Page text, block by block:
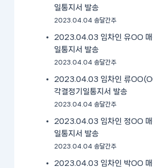
일통지서 발송
2023.04.04 송달간주
2023.04.03 임차인 유OO 매
일통지서 발송
2023.04.04 송달간주
2023.04.03 임차인 류
각결정기일통지서 발송
2023.04.04 송달간주
2023.04.03 임차인 정OO 매
일통지서 발송
2023.04.04 송달간주
2023.04.03 임차인 박OO 매